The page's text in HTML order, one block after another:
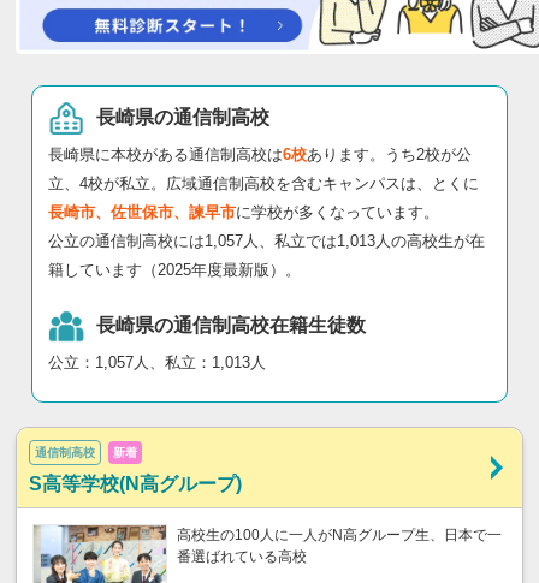
長崎県の通信制高校
長崎県に本校がある通信制高校は6校あります。うち2校が公
立、4校が私立。広域通信制高校を含むキャンパスは、とくに
長崎市、佐世保市、諫早市に学校が多くなっています。
公立の通信制高校には1,057人、私立では1,013人の高校生が在
籍しています（2025年度最新版）。
長崎県の通信制高校在籍生徒数
公立：1,057人、私立：1,013人
通信制高校 新着
S高等学校(N高グループ)
高校生の100人に一人がN高グループ生、日本で一
番選ばれている高校